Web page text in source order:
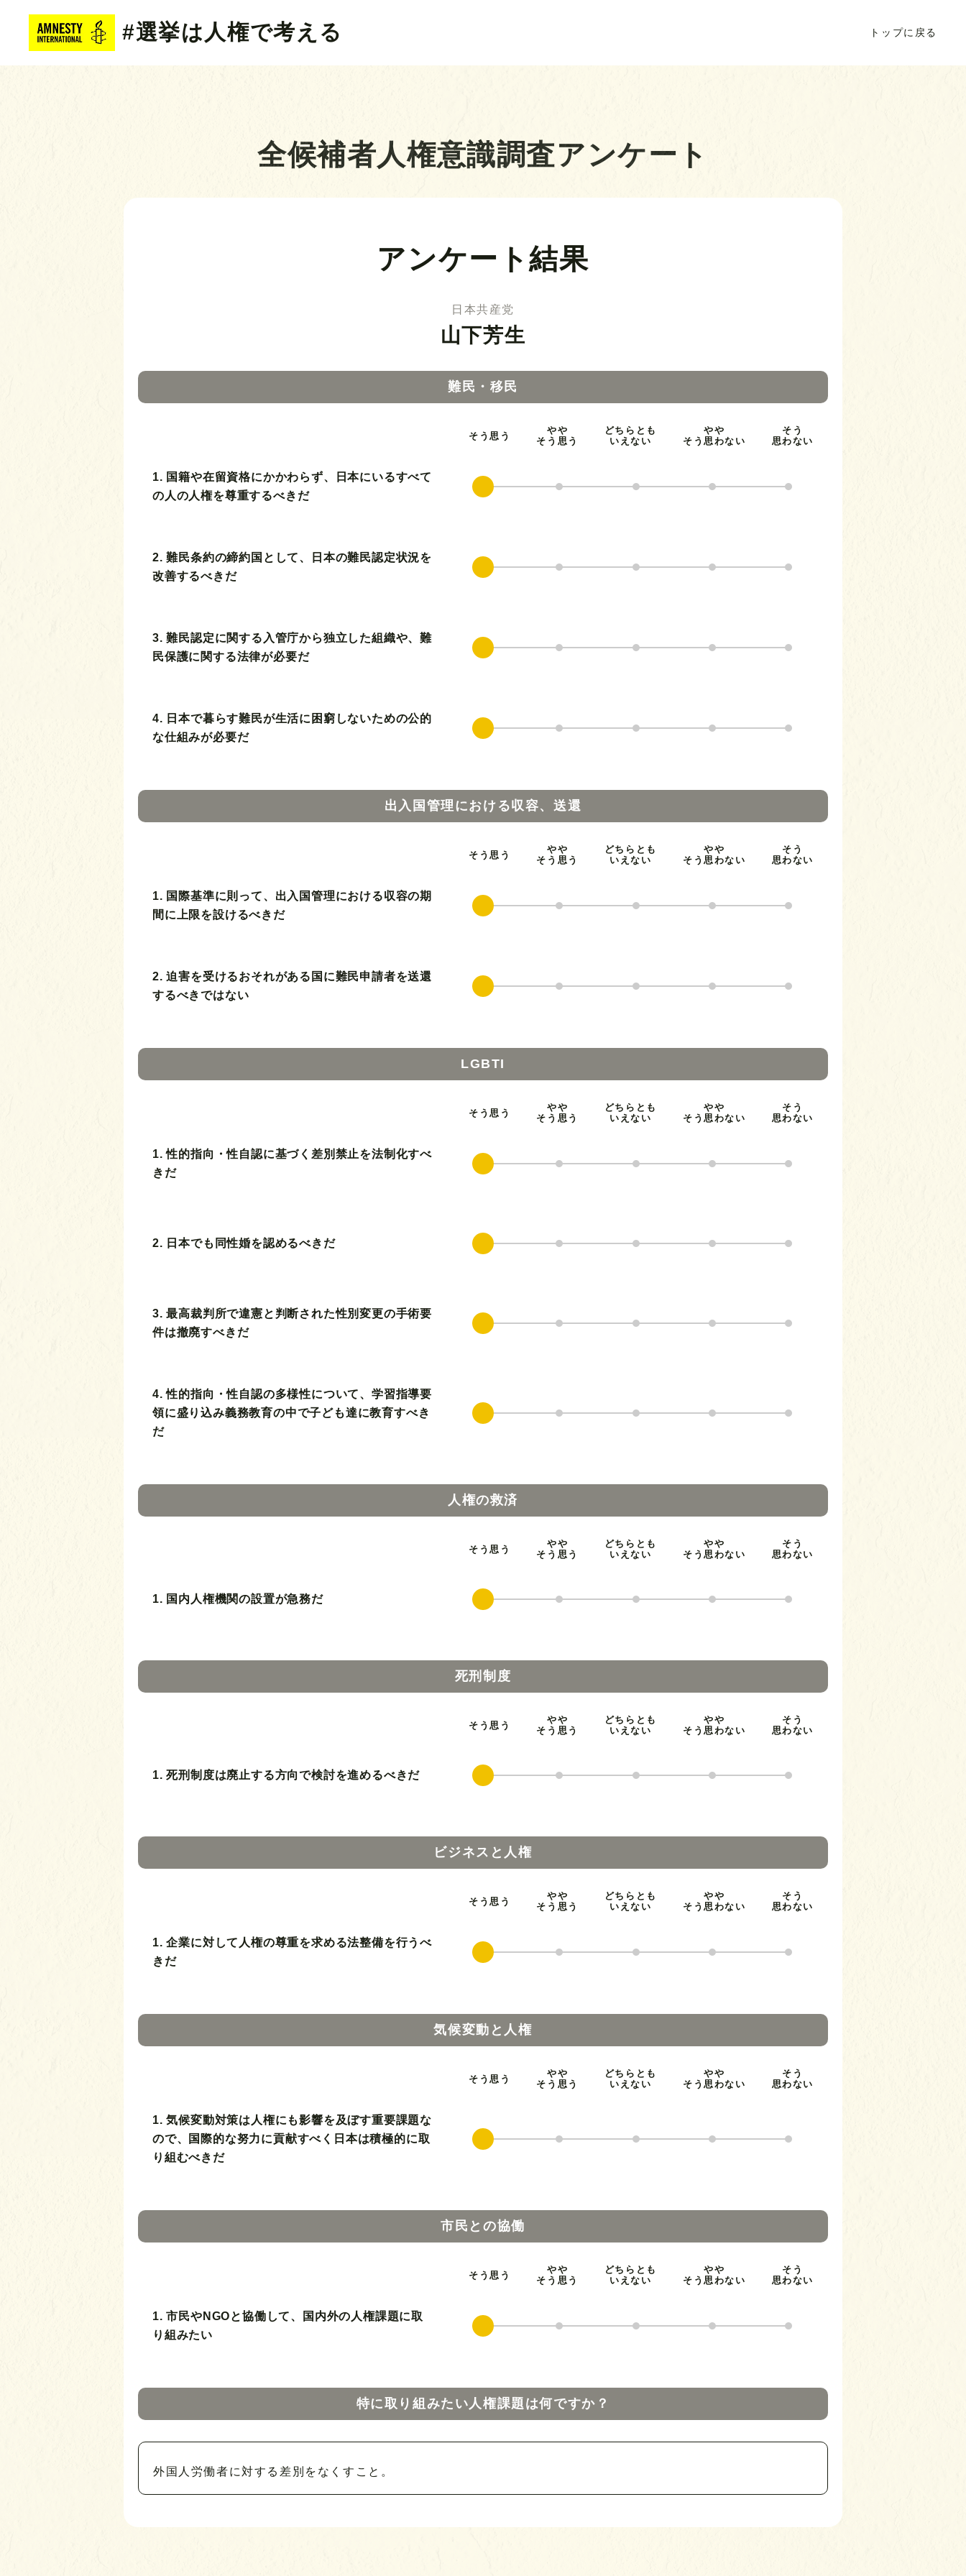
#選挙は人権で考える トップに戻る
全候補者人権意識調査アンケート
アンケート結果
日本共産党
山下芳生
難民・移民
そう思う
やや
そう思う
どちらとも
いえない
やや
そう思わない
そう
思わない
1. 国籍や在留資格にかかわらず、日本にいるすべて
の人の人権を尊重するべきだ
2. 難民条約の締約国として、日本の難民認定状況を
改善するべきだ
3. 難民認定に関する入管庁から独立した組織や、難
民保護に関する法律が必要だ
4. 日本で暮らす難民が生活に困窮しないための公的
な仕組みが必要だ
出入国管理における収容、送還
そう思う
やや
そう思う
どちらとも
いえない
やや
そう思わない
そう
思わない
1. 国際基準に則って、出入国管理における収容の期
間に上限を設けるべきだ
2. 迫害を受けるおそれがある国に難民申請者を送還
するべきではない
LGBTI
そう思う
やや
そう思う
どちらとも
いえない
やや
そう思わない
そう
思わない
1. 性的指向・性自認に基づく差別禁止を法制化すべ
きだ
2. 日本でも同性婚を認めるべきだ
3. 最高裁判所で違憲と判断された性別変更の手術要
件は撤廃すべきだ
4. 性的指向・性自認の多様性について、学習指導要
領に盛り込み義務教育の中で子ども達に教育すべき
だ
人権の救済
そう思う
やや
そう思う
どちらとも
いえない
やや
そう思わない
そう
思わない
1. 国内人権機関の設置が急務だ
死刑制度
そう思う
やや
そう思う
どちらとも
いえない
やや
そう思わない
そう
思わない
1. 死刑制度は廃止する方向で検討を進めるべきだ
ビジネスと人権
そう思う
やや
そう思う
どちらとも
いえない
やや
そう思わない
そう
思わない
1. 企業に対して人権の尊重を求める法整備を行うべ
きだ
気候変動と人権
そう思う
やや
そう思う
どちらとも
いえない
やや
そう思わない
そう
思わない
1. 気候変動対策は人権にも影響を及ぼす重要課題な
ので、国際的な努力に貢献すべく日本は積極的に取
り組むべきだ
市民との協働
そう思う
やや
そう思う
どちらとも
いえない
やや
そう思わない
そう
思わない
1. 市民やNGOと協働して、国内外の人権課題に取
り組みたい
特に取り組みたい人権課題は何ですか？
外国人労働者に対する差別をなくすこと。